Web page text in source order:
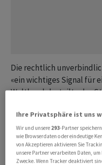
Die rechtlich
«ein wichtiges Signal für
Welthandel», teilte das
Trade Partnership» (FIT
Costa Rica, Island,
Norwegen, Paraguay,
die Schweiz.
Ihre Privatsphäre ist uns
Wir und unsere 293-Partner
wie Browserdaten oder eindeutige
von Akzeptieren aktivieren Sie
unsere Partner verarbeiten Daten,
Zwecke. Wenn Tracker deaktiviert